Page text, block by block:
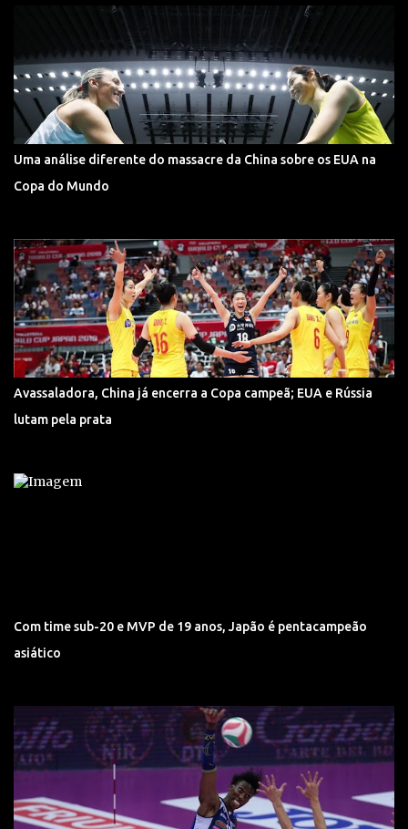
Uma análise diferente do massacre da China sobre os EUA na
Copa do Mundo
Avassaladora, China já encerra a Copa campeã; EUA e Rússia
lutam pela prata
Com time sub-20 e MVP de 19 anos, Japão é pentacampeão
asiático